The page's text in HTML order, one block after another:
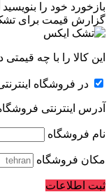
بازخورد خود را بنویسید
گزارش قیمت برای
این کالا را با چه قیمتی
در فروشگاه
آدرس اینترنتی
نام فروشگاه
مکان فروشگاه
ثبت اطلاعات